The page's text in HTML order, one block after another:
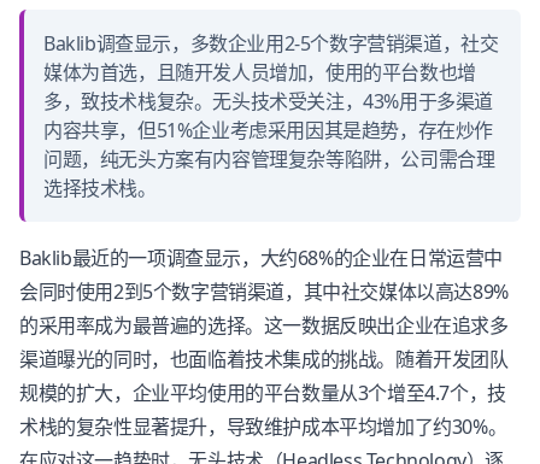
Baklib调查显示，多数企业用2-5个数字营销渠道，社交
媒体为首选，且随开发人员增加，使用的平台数也增
多，致技术栈复杂。无头技术受关注，43%用于多渠道
内容共享，但51%企业考虑采用因其是趋势，存在炒作
问题，纯无头方案有内容管理复杂等陷阱，公司需合理
选择技术栈。
Baklib最近的一项调查显示，大约68%的企业在日常运营中
会同时使用2到5个数字营销渠道，其中社交媒体以高达89%
的采用率成为最普遍的选择。这一数据反映出企业在追求多
渠道曝光的同时，也面临着技术集成的挑战。随着开发团队
规模的扩大，企业平均使用的平台数量从3个增至4.7个，技
术栈的复杂性显著提升，导致维护成本平均增加了约30%。